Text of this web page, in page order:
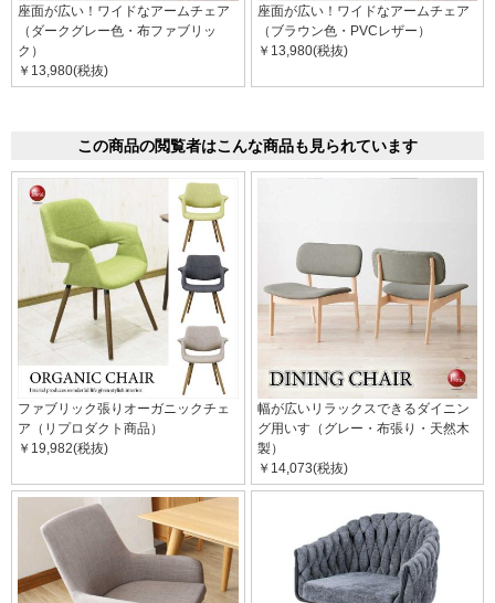
座面が広い！ワイドなアームチェア
（ダークグレー色・布ファブリッ
ク）
￥13,980(税抜)
座面が広い！ワイドなアームチェア
（ブラウン色・PVCレザー）
￥13,980(税抜)
この商品の閲覧者はこんな商品も見られています
ファブリック張りオーガニックチェ
ア（リプロダクト商品）
￥19,982(税抜)
幅が広いリラックスできるダイニン
グ用いす（グレー・布張り・天然木
製）
￥14,073(税抜)